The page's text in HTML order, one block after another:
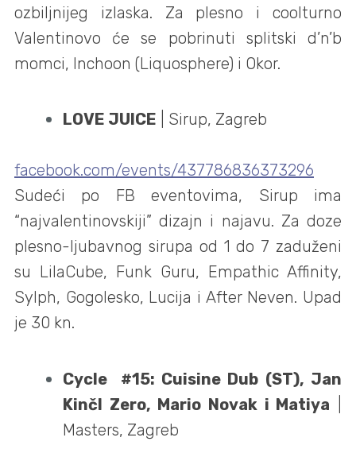
ozbiljnijeg izlaska. Za plesno i coolturno
Valentinovo će se pobrinuti splitski d’n’b
momci, Inchoon (Liquosphere) i Okor.
LOVE JUICE | Sirup, Zagreb
facebook.com/events/437786836373296
Sudeći po FB eventovima, Sirup ima
“najvalentinovskiji” dizajn i najavu. Za doze
plesno-ljubavnog sirupa od 1 do 7 zaduženi
su LilaCube, Funk Guru, Empathic Affinity,
Sylph, Gogolesko, Lucija i After Neven. Upad
je 30 kn.
Cycle #15: Cuisine Dub (ST), Jan
Kinčl Zero, Mario Novak i Matiya
Masters, Zagreb